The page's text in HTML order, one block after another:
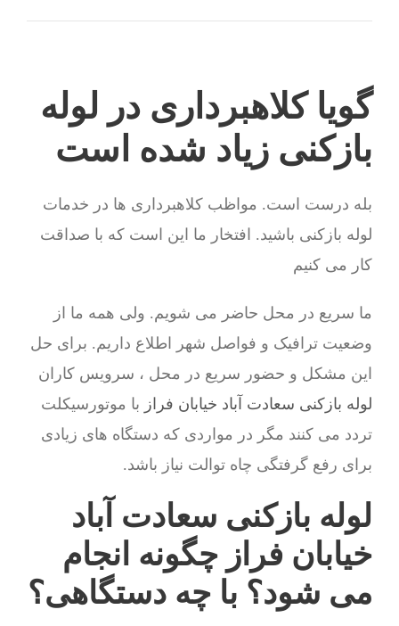
گویا کلاهبرداری در لوله
بازکنی زیاد شده است
بله درست است. مواظب کلاهبرداری ها در خدمات
لوله بازکنی باشید. افتخار ما این است که با صداقت
کار می کنیم
ما سریع در محل حاضر می شویم. ولی همه ما از
وضعیت ترافیک و فواصل شهر اطلاع داریم. برای حل
این مشکل و حضور سریع در محل ، سرویس کاران
لوله بازکنی سعادت آباد خیابان فراز با موتورسیکلت
تردد می کنند مگر در مواردی که دستگاه های زیادی
برای رفع گرفتگی چاه توالت نیاز باشد.
لوله بازکنی سعادت آباد
خیابان فراز چگونه انجام
می شود؟ با چه دستگاهی؟